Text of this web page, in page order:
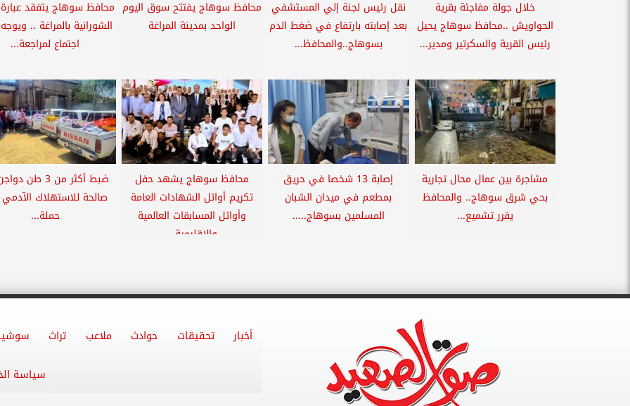
خلال جولة مفاجئة بقرية
الحواويش ..محافظ سوهاج يحيل
رئيس القرية والسكرتير ومدير...
نقل رئيس لجنة إلي المستشفي
بعد إصابته بارتفاع في ضغط الدم
بسوهاج..والمحافظ...
محافظ سوهاج يفتتح سوق اليوم
الواحد بمدينة المراغة
محافظ سوهاج يتفقد عبارة
الشورانية بالمراغة ..
اجتماع لمراجعة...
مشاجرة بين عمال محال تجارية
بحي شرق سوهاج.. والمحافظ
يقرر تشميع...
إصابة 13 شخصا في حريق
بمطعم في ميدان الشبان
المسلمين بسوهاج.....
محافظ سوهاج يشهد حفل
تكريم أوائل الشهادات العامة
وأوائل المسابقات العالمية
والإقليمية...
ضبط أكثر من 3 طن
صالحة للاستهلاك
حملة...
أخبار تحقيقات حوادث ملاعب تراث
سياسة